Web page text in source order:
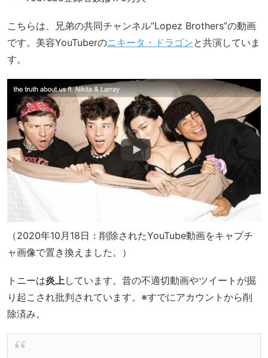
こちらは、兄弟の共同チャンネル“Lopez Brothers”の動画
です。美容YouTuberのニキータ・ドラゴンと共演していま
す。
（2020年10月18日：削除されたYouTube動画をキャプチ
ャ画像で置き換えました。）
トニーは炎上 しています。昔の不適切動画やツイートが掘
り起こされ批判されています。※すでにアカウントから削
除済み。